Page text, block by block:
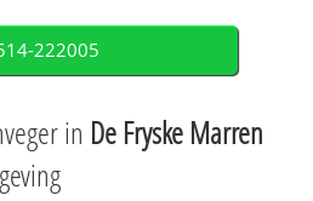
222005
in De Fryske Marren